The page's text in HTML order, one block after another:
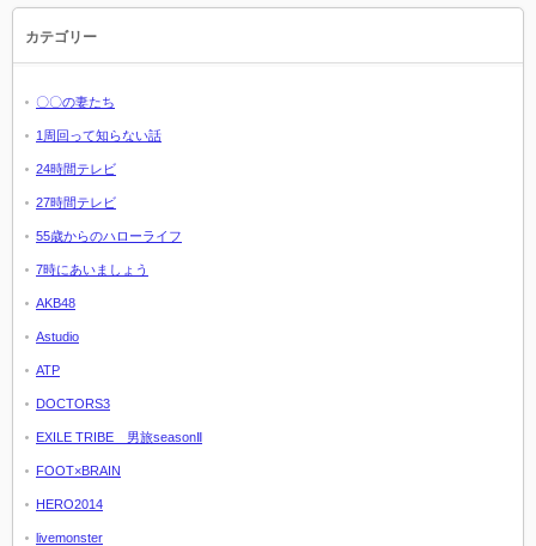
カテゴリー
〇〇の妻たち
1周回って知らない話
24時間テレビ
27時間テレビ
55歳からのハローライフ
7時にあいましょう
AKB48
Astudio
ATP
DOCTORS3
EXILE TRIBE 男旅seasonⅡ
FOOT×BRAIN
HERO2014
livemonster